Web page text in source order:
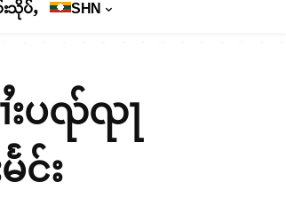
းသိုပ်ႇ SHN
းပၺ်ၺႃ
င်း